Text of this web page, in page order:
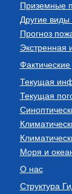
Приземные
Другие виды
Прогноз
Экстренная
Текущая
Текущая
Моря и
О нас
Структура